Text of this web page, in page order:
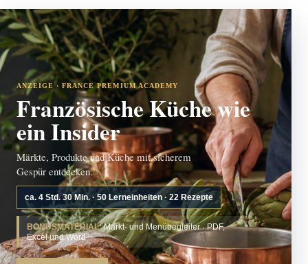
ANZEIGE · FRANCE PREMIUM ACADEMY
Französische Küche wie
ein Insider
Märkte, Produkte und Küche mit sicherem
Gespür entdecken.
ca. 4 Std. 30 Min. · 50 Lerneinheiten · 22 Rezepte
BONUSMATERIAL:Markt- und Menübegleiter · PDF,
Excel und Word